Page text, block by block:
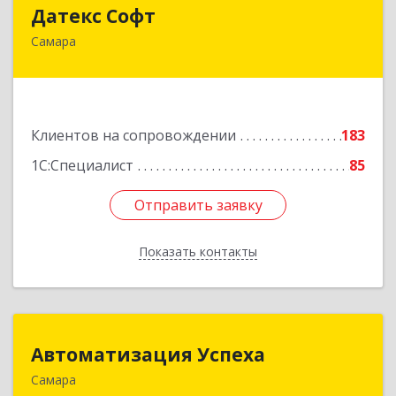
Датекс Софт
Самара
Клиентов на сопровождении
183
1С:Специалист
85
Отправить заявку
Показать контакты
443070, Самарская обл, Самара г, Партизанская
Отправить заявку
Назад
Автоматизация Успеха
Самара